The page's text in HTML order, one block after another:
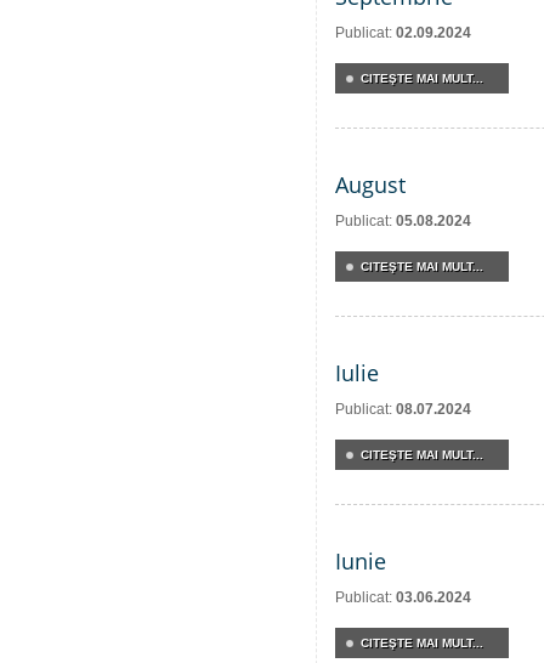
Publicat: 02.09.2024
CITEŞTE MAI MULT...
August
Publicat: 05.08.2024
CITEŞTE MAI MULT...
Iulie
Publicat: 08.07.2024
CITEŞTE MAI MULT...
Iunie
Publicat: 03.06.2024
CITEŞTE MAI MULT...